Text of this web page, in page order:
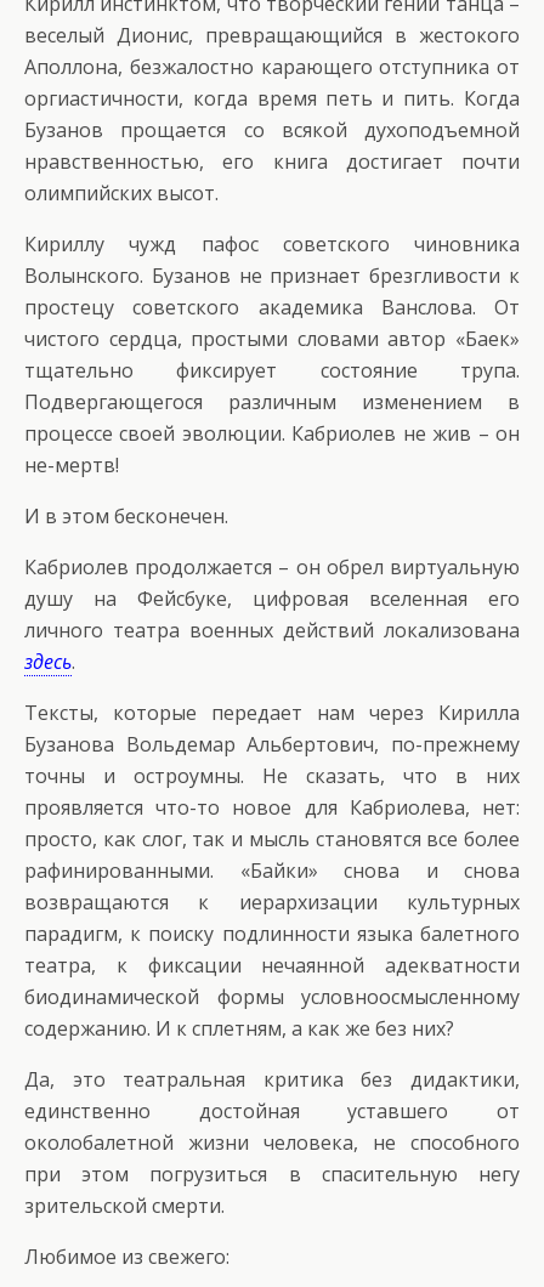
веселый Дионис, превращающийся в жестокого
Аполлона, безжалостно карающего отступника от
оргиастичности, когда время петь и пить. Когда
Бузанов прощается со всякой духоподъемной
нравственностью, его книга достигает почти
олимпийских высот.
Кириллу чужд пафос советского чиновника
Волынского. Бузанов не признает брезгливости к
простецу советского академика Ванслова. От
чистого сердца, простыми словами автор «Баек»
тщательно фиксирует состояние трупа.
Подвергающегося различным изменением в
процессе своей эволюции. Кабриолев не жив – он
не-мертв!
И в этом бесконечен.
Кабриолев продолжается – он обрел виртуальную
душу на Фейсбуке, цифровая вселенная его
личного театра военных действий локализована
здесь.
Тексты, которые передает нам через Кирилла
Бузанова Вольдемар Альбертович, по-прежнему
точны и остроумны. Не сказать, что в них
проявляется что-то новое для Кабриолева, нет:
просто, как слог, так и мысль становятся все более
рафинированными. «Байки» снова и снова
возвращаются к иерархизации культурных
парадигм, к поиску подлинности языка балетного
театра, к фиксации нечаянной адекватности
биодинамической формы условноосмысленному
содержанию. И к сплетням, а как же без них?
Да, это театральная критика без дидактики,
единственно достойная уставшего от
околобалетной жизни человека, не способного
при этом погрузиться в спасительную негу
зрительской смерти.
Любимое из свежего: